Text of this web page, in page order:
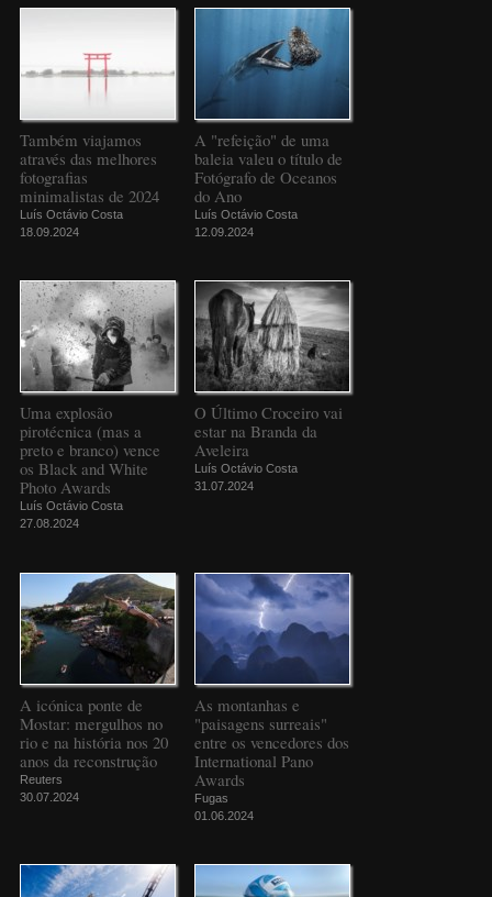
Também viajamos
através das melhores
fotografias
minimalistas de 2024
Luís Octávio Costa
18.09.2024
A "refeição" de uma
baleia valeu o título de
Fotógrafo de Oceanos
do Ano
Luís Octávio Costa
12.09.2024
Uma explosão
pirotécnica (mas a
preto e branco) vence
os Black and White
Photo Awards
Luís Octávio Costa
27.08.2024
O Último Croceiro vai
estar na Branda da
Aveleira
Luís Octávio Costa
31.07.2024
A icónica ponte de
Mostar: mergulhos no
rio e na história nos 20
anos da reconstrução
Reuters
30.07.2024
As montanhas e
"paisagens surreais"
entre os vencedores dos
International Pano
Awards
Fugas
01.06.2024